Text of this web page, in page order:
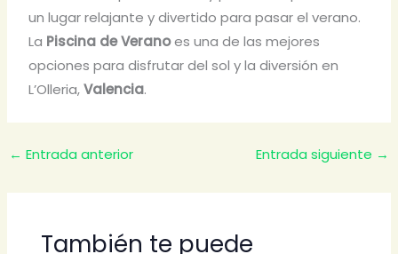
un lugar relajante y divertido para pasar el verano.
La Piscina de Veranoes una de las mejores
opciones para disfrutar del sol y la diversión en
L’Olleria,Valencia.
← Entrada anterior Entrada siguiente →
También te puede